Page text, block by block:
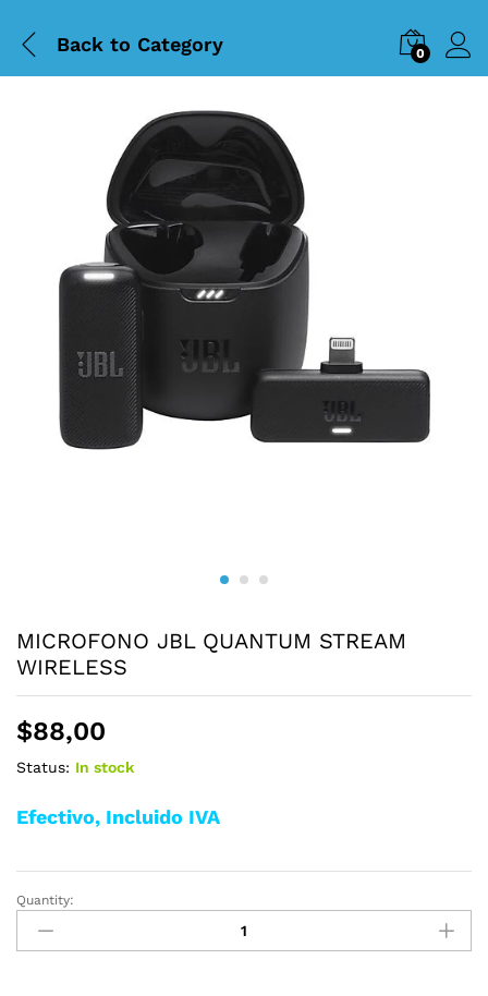
Back to Category 0
MICROFONO JBL QUANTUM STREAM
WIRELESS
$88,00
Status: In stock
Efectivo, Incluido IVA
MICROFONO
JBL
QUANTUM
Quantity: